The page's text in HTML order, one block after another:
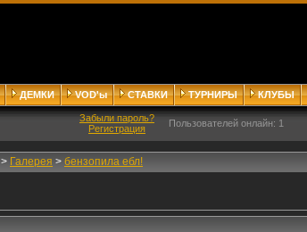
ДЕМКИ VOD'ы СТАВКИ ТУРНИРЫ КЛУБЫ
Забыли пароль?
Регистрация
Пользователей онлайн: 1
> Галерея > бензопила ебл!